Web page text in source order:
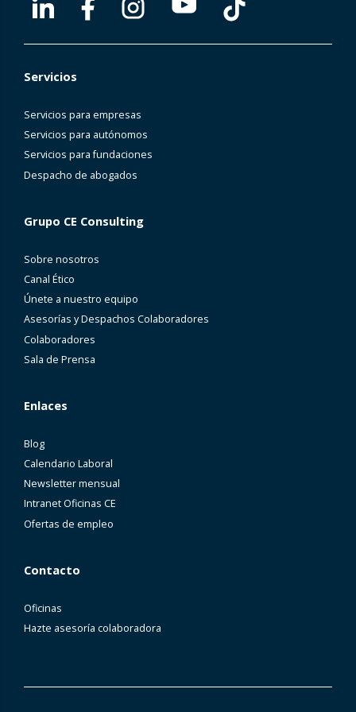
Servicios
Servicios para empresas
Servicios para autónomos
Servicios para fundaciones
Despacho de abogados
Grupo CE Consulting
Sobre nosotros
Canal Ético
Únete a nuestro equipo
Asesorías y Despachos Colaboradores
Colaboradores
Sala de Prensa
Enlaces
Blog
Calendario Laboral
Newsletter mensual
Intranet Oficinas CE
Ofertas de empleo
Contacto
Oficinas
Hazte asesoría colaboradora